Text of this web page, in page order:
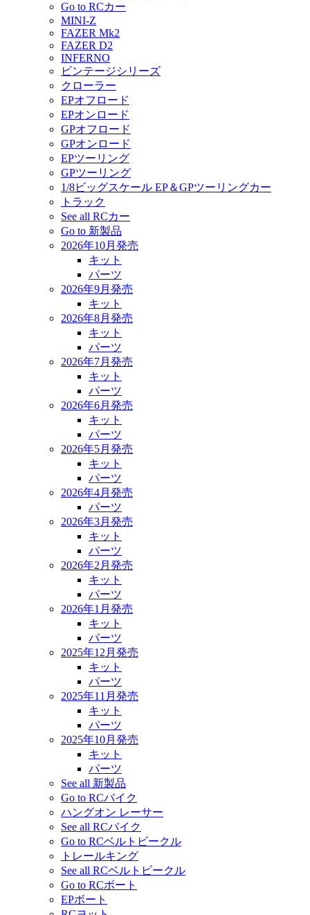
Go to RCカー
MINI-Z
FAZER Mk2
FAZER D2
INFERNO
ビンテージシリーズ
クローラー
EPオフロード
EPオンロード
GPオフロード
GPオンロード
EPツーリング
GPツーリング
1/8ビッグスケール EP＆GPツーリングカー
トラック
See all RCカー
Go to 新製品
2026年10月発売
キット
パーツ
2026年9月発売
キット
2026年8月発売
キット
パーツ
2026年7月発売
キット
パーツ
2026年6月発売
キット
パーツ
2026年5月発売
キット
パーツ
2026年4月発売
パーツ
2026年3月発売
キット
パーツ
2026年2月発売
キット
パーツ
2026年1月発売
キット
パーツ
2025年12月発売
キット
パーツ
2025年11月発売
キット
パーツ
2025年10月発売
キット
パーツ
See all 新製品
Go to RCバイク
ハングオン レーサー
See all RCバイク
Go to RCベルトビークル
トレールキング
See all RCベルトビークル
Go to RCボート
EPボート